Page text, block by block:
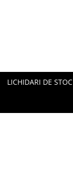
LICHIDARI DE STOC